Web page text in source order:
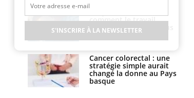
comment le travail
empiète de plus en plus
sur nos soirées
Cancer colorectal : une
stratégie simple aurait
changé la donne au Pays
basque
S'INSCRIRE À LA NEWSLETTER